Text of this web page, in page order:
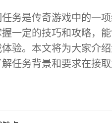
务是传奇游戏中的一
一定的技巧和攻略，
验。本文将为大家介
任务背景和要求在接